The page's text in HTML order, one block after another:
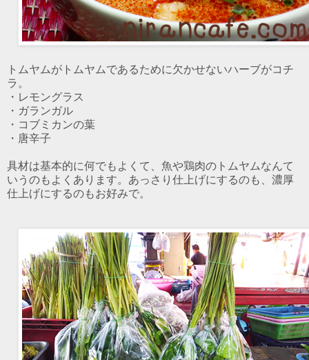
トムヤムがトムヤムであるために欠かせないハーブがコチ
ラ。
・レモングラス
・ガランガル
・コブミカンの葉
・唐辛子
具材は基本的に何でもよくて、魚や鶏肉のトムヤムなんて
いうのもよくあります。あっさり仕上げにするのも、濃厚
仕上げにするのもお好みで。